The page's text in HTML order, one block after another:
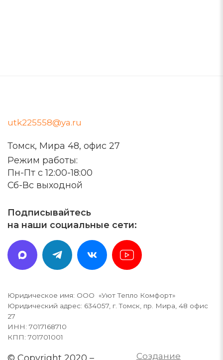
utk225558@ya.ru
Томск, Мира 48, офис 27
Режим работы:
Пн-Пт с 12:00-18:00
Сб-Вс выходной
Подписывайтесь
на наши социальные сети:
Юридическое имя: ООО «Уют Тепло Комфорт»
Юридический адрес: 634057, г. Томск, пр. Мира, 48 офис
27
ИНН: 7017168710
КПП: 701701001
© Copyright 2020 – Создание